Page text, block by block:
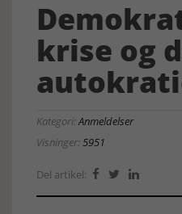
krise og
Kategori:Anmeldelser
Visninger:5951
Del artikel:   